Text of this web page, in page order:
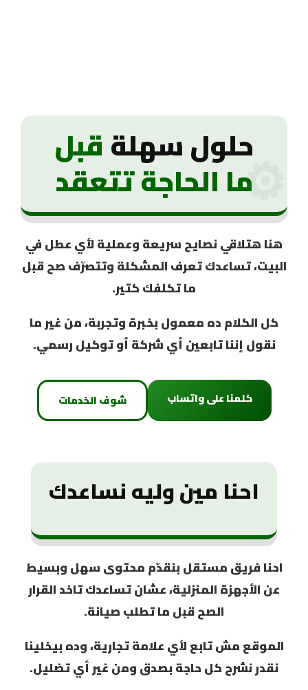
⚙️
حلول سهلةقبل
ما الحاجة تتعقد
هنا هتلاقي نصايحسريعة وعمليةلأي عطل في
البيت، تساعدك تعرف المشكلة وتتصرّف صح قبل
ما تكلفك كتير.
كل الكلام ده معمول بخبرة وتجربة، من غير ما
نقول إننا تابعين أي شركة أو توكيل رسمي.
كلمنا على واتساب شوف الخدمات
احنا مين وليه نساعدك
احنا فريق مستقل بنقدّم محتوىسهل وبسيط
عن الأجهزة المنزلية، عشان تساعدك تاخد القرار
الصح قبل ما تطلب صيانة.
الموقع مش تابع لأي علامة تجارية، وده بيخلينا
نقدر نشرح كل حاجة بصدق ومن غير أي تضليل.